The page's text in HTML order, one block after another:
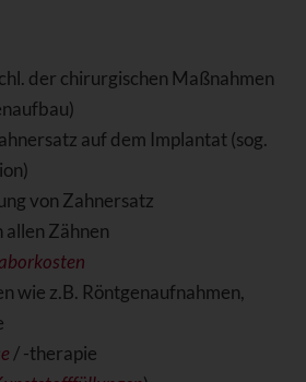
der chirurgischen Maßnahmen
auf dem Implantat (sog.
von Zahnersatz
Zähnen
wie z.B. Röntgenaufnahmen,
/ -therapie